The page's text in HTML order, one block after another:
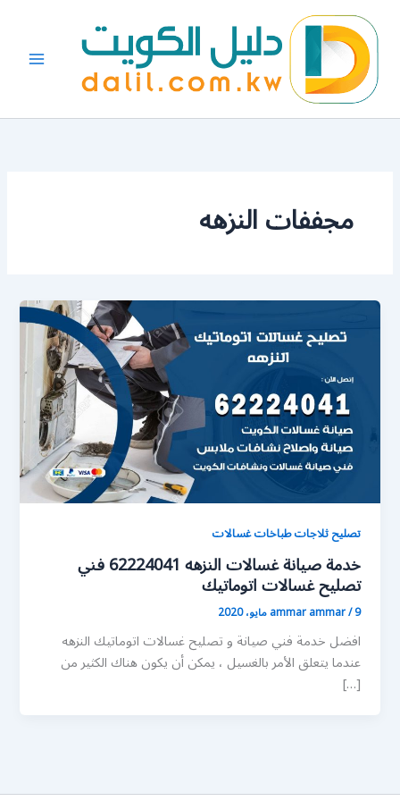
المحتوى
مجففات النزهه
تصليح ثلاجات طباخات غسالات
خدمة صيانة غسالات النزهه 62224041 فني
تصليح غسالات اتوماتيك
ammar ammar/9 مايو، 2020
افضل خدمة فني صيانة و تصليح غسالات اتوماتيك النزهه
عندما يتعلق الأمر بالغسيل ، يمكن أن يكون هناك الكثير من
[…]